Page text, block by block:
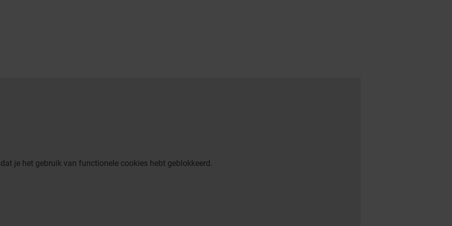
je het gebruik van functionele cookies hebt geblokkeerd.